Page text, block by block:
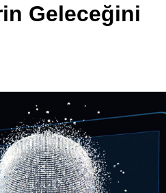
Geleceğini